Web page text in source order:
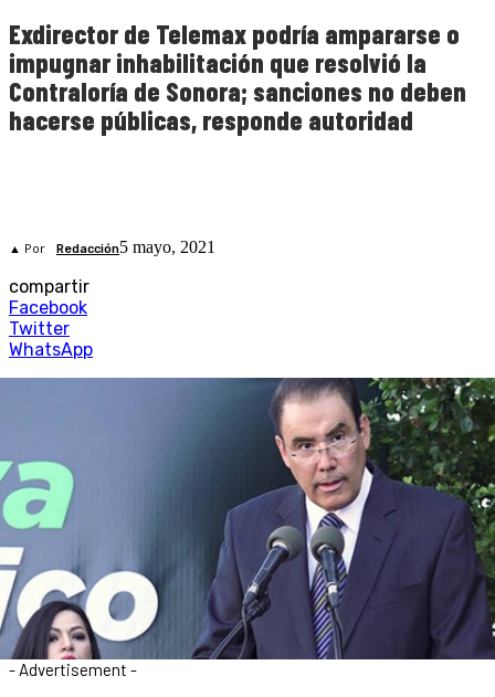
Exdirector de Telemax podría ampararse o
impugnar inhabilitación que resolvió la
Contraloría de Sonora; sanciones no deben
hacerse públicas, responde autoridad
▲ Por Redacción5 mayo, 2021
compartir
Facebook
Twitter
WhatsApp
- Advertisement -